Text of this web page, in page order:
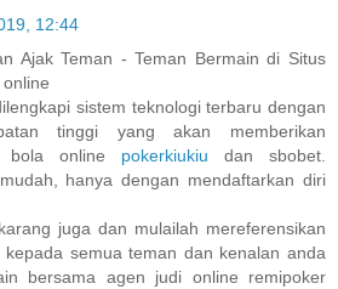
12:44
Ajak Teman - Teman Bermain di Situs
sistem teknologi terbaru dengan
tinggi yang akan memberikan
bola online pokerkiukiu dan sbobet.
hanya dengan mendaftarkan diri
juga dan mulailah mereferensikan
semua teman dan kenalan anda
bersama agen judi online remipoker